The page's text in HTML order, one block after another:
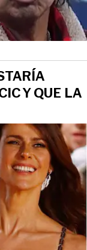
Y QUE LA